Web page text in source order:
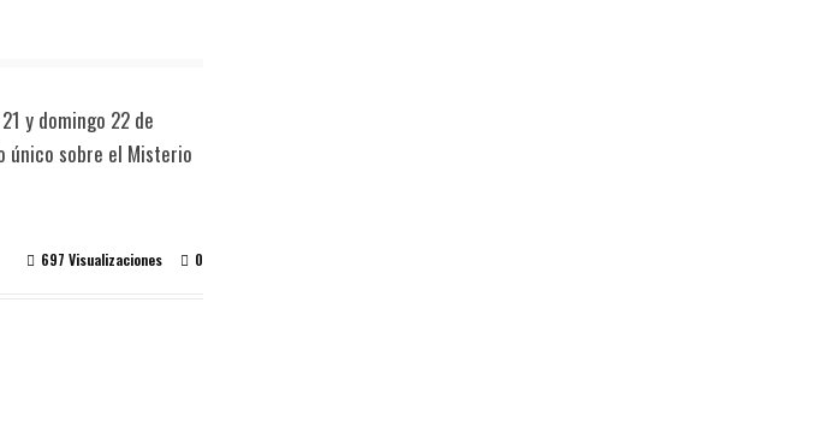
21 y domingo 22 de
único sobre el Misterio
0
697 Visualizaciones